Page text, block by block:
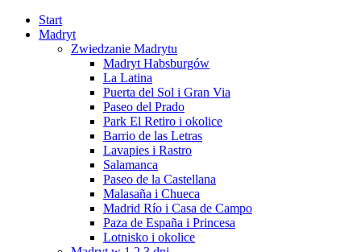
Start
Madryt
Zwiedzanie Madrytu
Madryt Habsburgów
La Latina
Puerta del Sol i Gran Via
Paseo del Prado
Park El Retiro i okolice
Barrio de las Letras
Lavapies i Rastro
Salamanca
Paseo de la Castellana
Malasaña i Chueca
Madrid Río i Casa de Campo
Paza de España i Princesa
Lotnisko i okolice